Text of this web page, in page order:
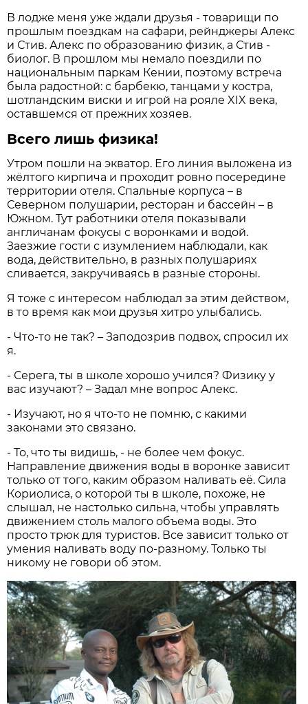
В лодже меня уже ждали друзья - товарищи по
прошлым поездкам на сафари, рейнджеры Алекс
и Стив. Алекс по образованию физик, а Стив -
биолог. В прошлом мы немало поездили по
национальным паркам Кении, поэтому встреча
была радостной: с барбекю, танцами у костра,
шотландским виски и игрой на рояле XIX века,
оставшемся от прежних хозяев.
Всего лишь физика!
Утром пошли на экватор. Его линия выложена из
жёлтого кирпича и проходит ровно посередине
территории отеля. Спальные корпуса – в
Северном полушарии, ресторан и бассейн – в
Южном. Тут работники отеля показывали
англичанам фокусы с воронками и водой.
Заезжие гости с изумлением наблюдали, как
вода, действительно, в разных полушариях
сливается, закручиваясь в разные стороны.
Я тоже с интересом наблюдал за этим действом,
в то время как мои друзья хитро улыбались.
- Что-то не так? – Заподозрив подвох, спросил их
я.
- Серега, ты в школе хорошо учился? Физику у
вас изучают? – Задал мне вопрос Алекс.
- Изучают, но я что-то не помню, с какими
законами это связано.
- То, что ты видишь, - не более чем фокус.
Направление движения воды в воронке зависит
только от того, каким образом наливать её. Сила
Кориолиса, о которой ты в школе, похоже, не
слышал, не настолько сильна, чтобы управлять
движением столь малого объема воды. Это
просто трюк для туристов. Все зависит только от
умения наливать воду по-разному. Только ты
никому не говори об этом.